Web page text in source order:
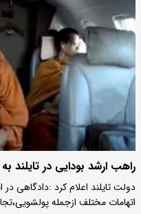
راهب ارشد بودایی در تایلند به 114 سال زندان محکوم شد
دولت تایلند اعلام کرد :دادگاهی
اتهامات مختلف ازجمله